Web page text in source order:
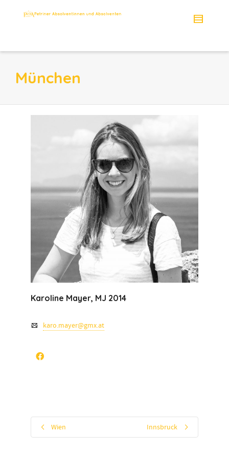
München
Karoline Mayer, MJ 2014
karo.mayer@gmx.at
Wien Innsbruck